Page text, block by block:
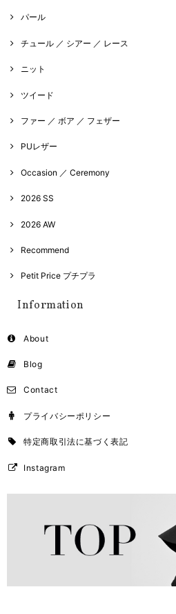
パール
チュール ／ シアー ／ レース
ニット
ツイード
ファー ／ ボア ／ フェザー
PUレザー
Occasion ／ Ceremony
2026 SS
2026 AW
Recommend
Petit Price プチプラ
Information
About
Blog
Contact
プライバシーポリシー
特定商取引法に基づく表記
Instagram